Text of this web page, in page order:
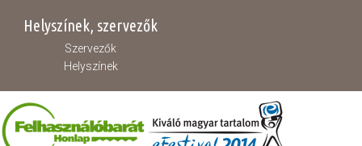
Helyszínek, szervezők
Szervezők
Helyszínek